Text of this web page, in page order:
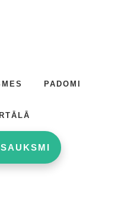
PADOMI